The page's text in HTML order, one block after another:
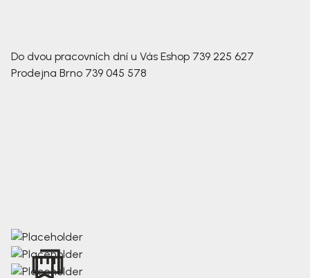
Do dvou pracovních dní u Vás Eshop 739 225 627
Prodejna Brno 739 045 578